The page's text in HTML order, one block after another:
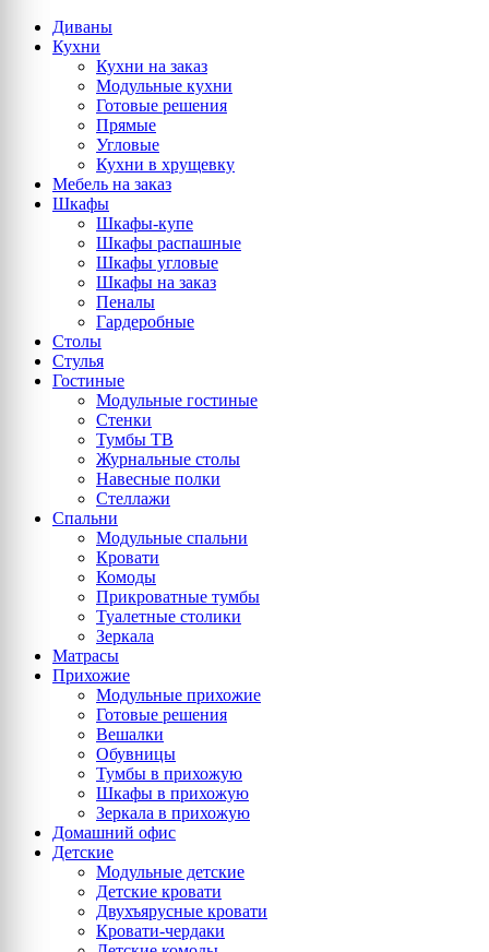
Диваны
Кухни
Кухни на заказ
Модульные кухни
Готовые решения
Прямые
Угловые
Кухни в хрущевку
Мебель на заказ
Шкафы
Шкафы-купе
Шкафы распашные
Шкафы угловые
Шкафы на заказ
Пеналы
Гардеробные
Столы
Стулья
Гостиные
Модульные гостиные
Стенки
Тумбы ТВ
Журнальные столы
Навесные полки
Стеллажи
Спальни
Модульные спальни
Кровати
Комоды
Прикроватные тумбы
Туалетные столики
Зеркала
Матрасы
Прихожие
Модульные прихожие
Готовые решения
Вешалки
Обувницы
Тумбы в прихожую
Шкафы в прихожую
Зеркала в прихожую
Домашний офис
Детские
Модульные детские
Детские кровати
Двухъярусные кровати
Кровати-чердаки